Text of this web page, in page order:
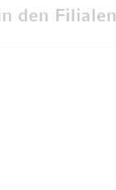
den Filialen